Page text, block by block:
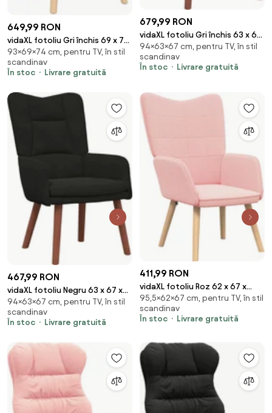
649,99 RON
vidaXL fotoliu Gri închis 69 x 74
x 93 cm Țesătura Sherpa
93×69×74 cm, pentru TV, în stil
scandinav
În stoc
Livrare gratuită
679,99 RON
vidaXL fotoliu Gri închis 63 x 67
x 94 cm Catifea
94×63×67 cm, pentru TV, în stil
scandinav
În stoc
Livrare gratuită
467,99 RON
vidaXL fotoliu Negru 63 x 67 x
94 cm Catifea
94×63×67 cm, pentru TV, în stil
scandinav
În stoc
Livrare gratuită
411,99 RON
vidaXL fotoliu Roz 62 x 67 x
95,5 cm Țesătura Sherpa
95,5×62×67 cm, pentru TV, în stil
scandinav
În stoc
Livrare gratuită